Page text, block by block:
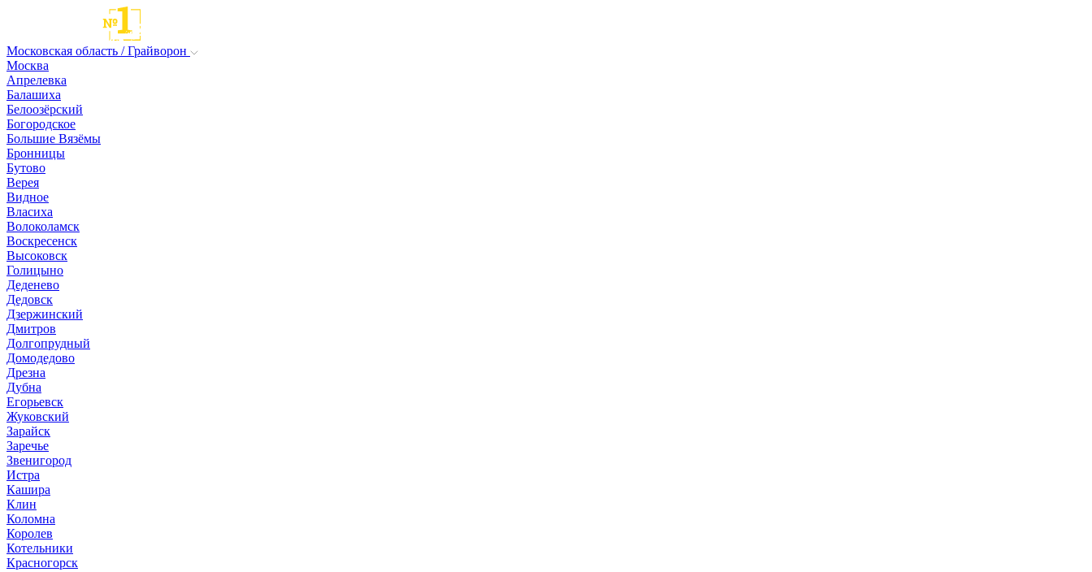
Московская область / Грайворон
Москва
Апрелевка
Балашиха
Белоозёрский
Богородское
Большие Вязёмы
Бронницы
Бутово
Верея
Видное
Власиха
Волоколамск
Воскресенск
Высоковск
Голицыно
Деденево
Дедовск
Дзержинский
Дмитров
Долгопрудный
Домодедово
Дрезна
Дубна
Егорьевск
Жуковский
Зарайск
Заречье
Звенигород
Истра
Кашира
Клин
Коломна
Королев
Котельники
Красногорск